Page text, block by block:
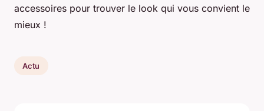
accessoires pour trouver le look qui vous convient le
mieux !
Actu